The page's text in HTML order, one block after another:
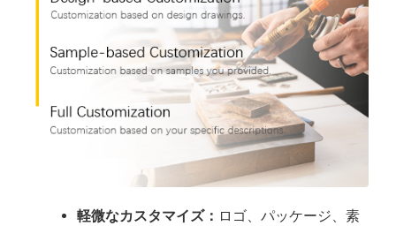
軽微なカスタマイズ： ロゴ、パッケージ、素